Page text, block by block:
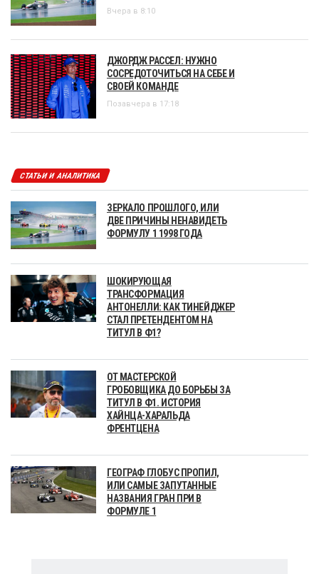
Вчера в 8:10
ДЖОРДЖ РАССЕЛ: НУЖНО
СОСРЕДОТОЧИТЬСЯ НА СЕБЕ И
СВОЕЙ КОМАНДЕ
Позавчера в 17:18
СТАТЬИ И АНАЛИТИКА
ЗЕРКАЛО ПРОШЛОГО, ИЛИ
ДВЕ ПРИЧИНЫ НЕНАВИДЕТЬ
ФОРМУЛУ 1 1998 ГОДА
ШОКИРУЮЩАЯ
ТРАНСФОРМАЦИЯ
АНТОНЕЛЛИ: КАК ТИНЕЙДЖЕР
СТАЛ ПРЕТЕНДЕНТОМ НА
ТИТУЛ В Ф1?
ОТ МАСТЕРСКОЙ
ГРОБОВЩИКА ДО БОРЬБЫ ЗА
ТИТУЛ В Ф1. ИСТОРИЯ
ХАЙНЦА-ХАРАЛЬДА
ФРЕНТЦЕНА
ГЕОГРАФ ГЛОБУС ПРОПИЛ,
ИЛИ САМЫЕ ЗАПУТАННЫЕ
НАЗВАНИЯ ГРАН ПРИ В
ФОРМУЛЕ 1